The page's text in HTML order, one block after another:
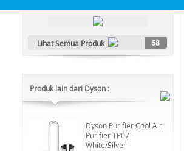
Lihat Semua Produk 68
Produk lain dari Dyson :
Dyson Purifier Cool Air
Purifier TP07 -
White/Silver